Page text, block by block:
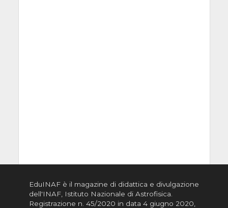
EduINAF è il magazine di didattica e divulgazione
dell'INAF, Istituto Nazionale di Astrofisica
Registrazione n. 45/2020 in data 4 giugno 2020,